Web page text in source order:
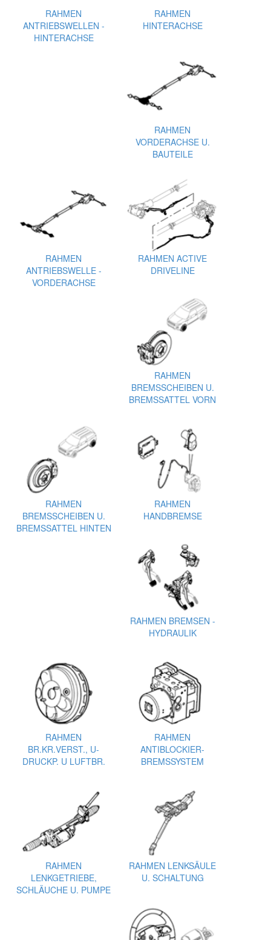
RAHMEN
ANTRIEBSWELLEN -
HINTERACHSE
RAHMEN
HINTERACHSE
RAHMEN
VORDERACHSE U.
BAUTEILE
RAHMEN
ANTRIEBSWELLE -
VORDERACHSE
RAHMEN ACTIVE
DRIVELINE
RAHMEN
BREMSSCHEIBEN U.
BREMSSATTEL VORN
RAHMEN
BREMSSCHEIBEN U.
BREMSSATTEL HINTEN
RAHMEN
HANDBREMSE
RAHMEN BREMSEN -
HYDRAULIK
RAHMEN
BR.KR.VERST., U-
DRUCKP. U LUFTBR.
RAHMEN
ANTIBLOCKIER-
BREMSSYSTEM
RAHMEN
LENKGETRIEBE,
SCHLÄUCHE U. PUMPE
RAHMEN LENKSÄULE
U. SCHALTUNG